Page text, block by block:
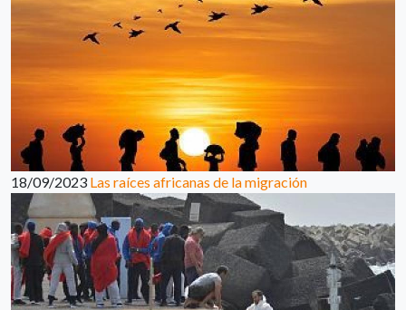
18/09/2023 Las raíces africanas de la migración